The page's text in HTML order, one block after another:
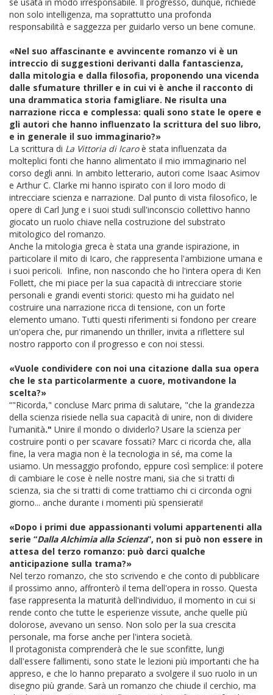
non solo intelligenza, ma soprattutto una profonda
responsabilità e saggezza per guidarlo verso un bene comune.
«Nel suo affascinante e avvincente romanzo vi è un
intreccio di suggestioni derivanti dalla fantascienza,
dalla mitologia e dalla filosofia, proponendo una vicenda
dalle sfumature thriller e in cui vi è anche il racconto di
una drammatica storia famigliare. Ne risulta una
narrazione ricca e complessa: quali sono state le opere e
gli autori che hanno influenzato la scrittura del suo libro,
e in generale il suo immaginario?»
La scrittura di La Vittoria di Icaroè stata influenzata da
molteplici fonti che hanno alimentato il mio immaginario nel
corso degli anni. In ambito letterario, autori come Isaac Asimov
e Arthur C. Clarke mi hanno ispirato con il loro modo di
intrecciare scienza e narrazione. Dal punto di vista filosofico, le
opere di Carl Jung e i suoi studi sull'inconscio collettivo hanno
giocato un ruolo chiave nella costruzione del substrato
mitologico del romanzo.
Anche la mitologia greca è stata una grande ispirazione, in
particolare il mito di Icaro, che rappresenta l'ambizione umana e
i suoi pericoli. Infine, non nascondo che ho l'intera opera di Ken
Follett, che mi piace per la sua capacità di intrecciare storie
personali e grandi eventi storici: questo mi ha guidato nel
costruire una narrazione ricca di tensione, con un forte
elemento umano. Tutti questi riferimenti si fondono per creare
un'opera che, pur rimanendo un thriller, invita a riflettere sul
nostro rapporto con il progresso e con noi stessi.
«Vuole condividere con noi una citazione dalla sua opera
che le sta particolarmente a cuore, motivandone la
scelta?»
“"Ricorda," concluse Marc prima di salutare, "che la grandezza
della scienza risiede nella sua capacità di unire, non di dividere
l'umanità."​ Unire il mondo o dividerlo? Usare la scienza per
costruire ponti o per scavare fossati? Marc ci ricorda che, alla
fine, la vera magia non è la tecnologia in sé, ma come la
usiamo. Un messaggio profondo, eppure così semplice: il potere
di cambiare le cose è nelle nostre mani, sia che si tratti di
scienza, sia che si tratti di come trattiamo chi ci circonda ogni
giorno... anche durante i momenti più spensierati!
«Dopo i primi due appassionanti volumi appartenenti alla
serie “Dalla Alchimia alla Scienza”, non si può non essere in
attesa del terzo romanzo: può darci qualche
anticipazione sulla trama?»
Nel terzo romanzo, che sto scrivendo e che conto di pubblicare
il prossimo anno, affronterò il tema dell'opera in rosso. Questa
fase rappresenta la maturità dell'individuo, il momento in cui si
rende conto che tutte le esperienze vissute, anche quelle più
dolorose, avevano un senso. Non solo per la sua crescita
personale, ma forse anche per l'intera società.
Il protagonista comprenderà che le sue sconfitte, lungi
dall'essere fallimenti, sono state le lezioni più importanti che ha
appreso, e che lo hanno preparato a svolgere il suo ruolo in un
disegno più grande. Sarà un romanzo che chiude il cerchio, ma